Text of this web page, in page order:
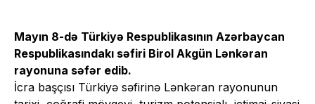
Mayın 8-də Türkiyə Respublikasının Azərbaycan
Respublikasındakı səfiri Birol Akgün Lənkəran
rayonuna səfər edib.
İcra başçısı Türkiyə səfirinə Lənkəran rayonunun